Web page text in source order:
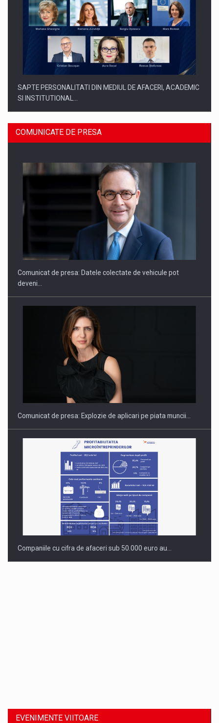
SAPTE PERSONALITATI DIN MEDIUL DE AFACERI, ACADEMIC
SI INSTITUTIONAL…
SYCLEF isi consolideaza prezenta in Romania printr-o a
Fondul de investitii BoldMind si echipa de management a…
COMUNICATE DE PRESA
Comunicat de presa: Datele colectate de vehicule pot
deveni…
Comunicat de presa: Explozie de aplicari pe piata muncii…
Companiile cu cifra de afaceri sub 50.000 euro au…
EVENIMENTE VIITOARE